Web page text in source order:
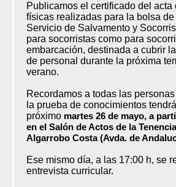
Publicamos el certificado del acta
físicas realizadas para la bolsa de
Servicio de Salvamento y
para socorristas como para
embarcación, destinada a cubrir
de personal durante la próxima
verano.
Recordamos a todas las
la prueba de conocimientos
próximomartes 26 de mayo, a
en el Salón de Actos de la
Algarrobo Costa (Avda. de
Ese mismo día, a las 17:00 h, se
entrevista curricular.